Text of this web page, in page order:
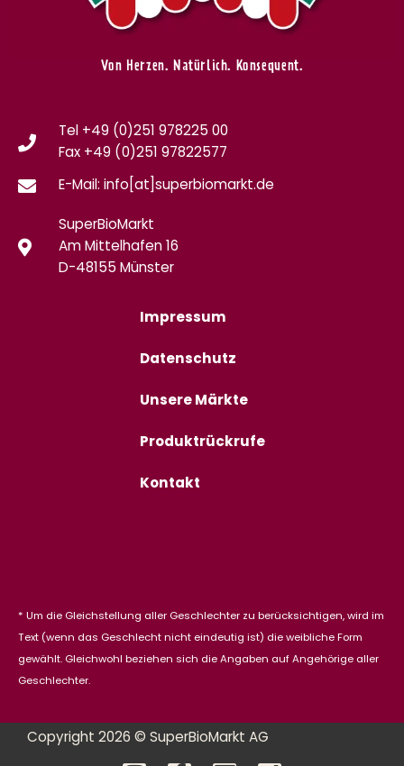
Von Herzen. Natürlich. Konsequent.
Tel +49 (0)251 978225 00
Fax +49 (0)251 97822577
E-Mail: info[at]superbiomarkt.de
SuperBioMarkt
Am Mittelhafen 16
D-48155 Münster
Impressum
Datenschutz
Unsere Märkte
Produktrückrufe
Kontakt
* Um die Gleichstellung aller Geschlechter zu berücksichtigen, wird im
Text (wenn das Geschlecht nicht eindeutig ist) die weibliche Form
gewählt. Gleichwohl beziehen sich die Angaben auf Angehörige aller
Geschlechter.
Copyright 2026 © SuperBioMarkt AG